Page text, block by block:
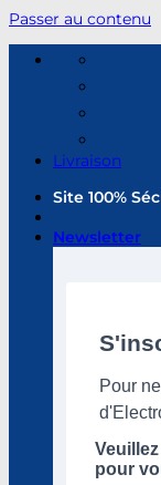
Passer au contenu
Livraison
Site 100%
Newsletter
Pour
pour